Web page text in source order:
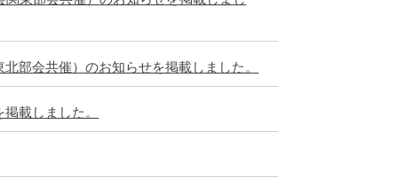
部会共催）のお知らせを掲載しました。
載しました。